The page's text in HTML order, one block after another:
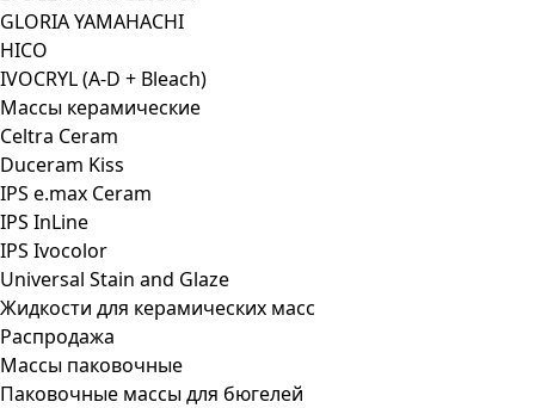
GLORIA YAMAHACHI
HICO
IVOCRYL (A-D + Bleach)
Массы керамические
Celtra Ceram
Duceram Kiss
IPS e.max Ceram
IPS InLine
IPS Ivocolor
Universal Stain and Glaze
Жидкости для керамических масс
Распродажа
Массы паковочные
Паковочные массы для бюгелей